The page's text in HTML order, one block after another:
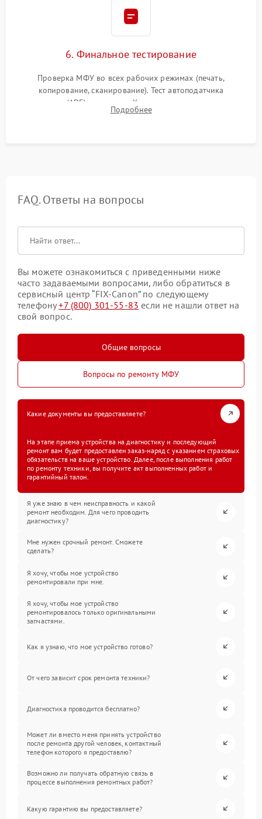
6. Финальное тестирование
Проверка МФУ во всех рабочих режимах (печать,
копирование, сканирование). Тест автоподатчика
документов (ADF) и дуплекса. Контроль качества отпечатка
на отсутствие серого фона, полос и надежность запекания
Подробнее
FAQ. Ответы на вопросы
Вы можете ознакомиться с приведенными ниже
часто задаваемыми вопросами, либо обратиться в
сервисный центр “FIX-Canon” по следующему
телефону+7 (800) 301-55-83 если не нашли ответ на
свой вопрос.
Общие вопросы
Вопросы по ремонту МФУ
Какие документы вы предоставляете?
На этапе приема устройства на диагностику и последующий
ремонт вам будет предоставлен заказ-наряд с указанием страховых
обязательств на ваше устройство. Далее, после выполнения работ
по ремонту техники, вы получите акт выполненных работ и
гарантийный талон.
Я уже знаю в чем неисправность и какой
ремонт необходим. Для чего проводить
диагностику?
Мне нужен срочный ремонт. Сможете
сделать?
Я хочу, чтобы мое устройство
ремонтировали при мне.
Я хочу, чтобы мое устройство
ремонтировалось только оригинальными
запчастями.
Как я узнаю, что мое устройство готово?
От чего зависит срок ремонта техники?
Диагностика проводится бесплатно?
Может ли вместо меня принять устройство
после ремонта другой человек, контактный
телефон которого я предоставлю?
Возможно ли получать обратную связь в
процессе выполнения ремонтных работ?
Какую гарантию вы предоставляете?